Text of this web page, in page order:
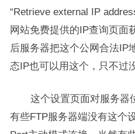
“Retrieve external IP
网站免费提供的IP查询页面
后服务器把这个公网合法IP
态IP也可以用这个，只不过
这个设置页面对服务器位
有些FTP服务器端没有这个